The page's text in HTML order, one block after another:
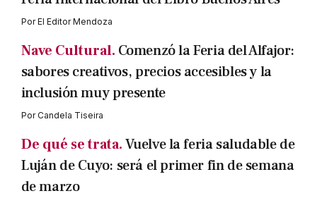
PorEl Editor Mendoza
Nave Cultural. Comenzó la Feria del Alfajor:
sabores creativos, precios accesibles y la
inclusión muy presente
PorCandela Tiseira
De qué se trata.Vuelve la feria saludable de
Luján de Cuyo: será el primer fin de semana
de marzo